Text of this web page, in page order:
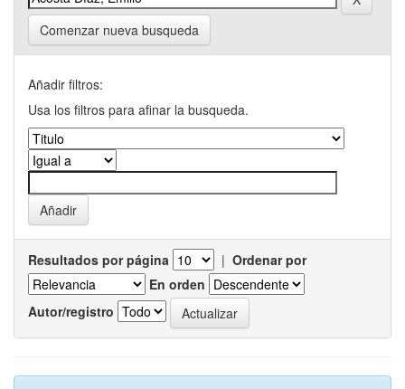
Comenzar nueva busqueda
Añadir filtros:
Usa los filtros para afinar la busqueda.
Resultados por página | Ordenar por
En orden
Autor/registro